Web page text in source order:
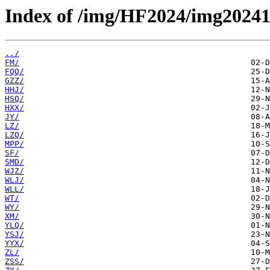
Index of /img/HF2024/
../
FM/
FQQ/
GZZ/
HHJ/
HSQ/
HXX/
JY/
LZ/
LZQ/
MPP/
SF/
SMD/
WJZ/
WLJ/
WLL/
WT/
WY/
XM/
YLQ/
YSJ/
YYX/
ZL/
ZSS/